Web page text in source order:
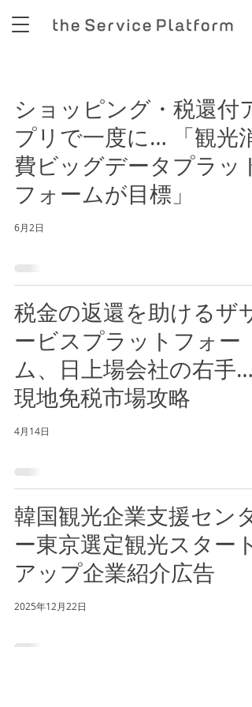
ショッピング・税還付ア
プリで一度に… 「観光消
費ビッグデータプラット
フォームが目標」
6月2日
税金の返還を助けるザサ
ービスプラットフォー
ム、日上場会社の右手…
現地免税市場攻略
4月14日
韓国観光企業支援センタ
ー東京選定観光スタート
アップ企業紹介広告
2025年12月22日